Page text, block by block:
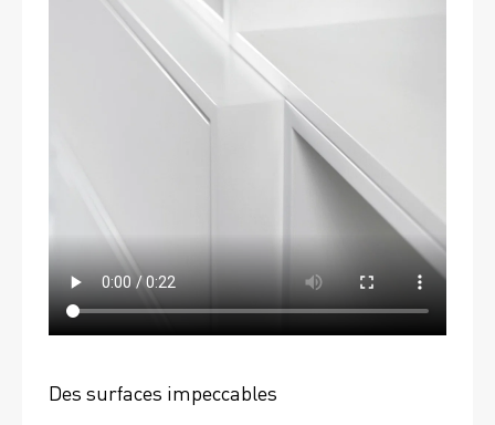
Des surfaces impeccables